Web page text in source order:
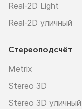
Real-2D Light
Real-2D уличный
Стереоподсчёт
Metrix
Stereo 3D
Stereo 3D уличный